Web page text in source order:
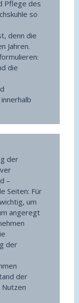
Pflege des
so
denn die
Jahren.
die
der
–
Seiten: Für
um
angeregt
der
der
Nutzen